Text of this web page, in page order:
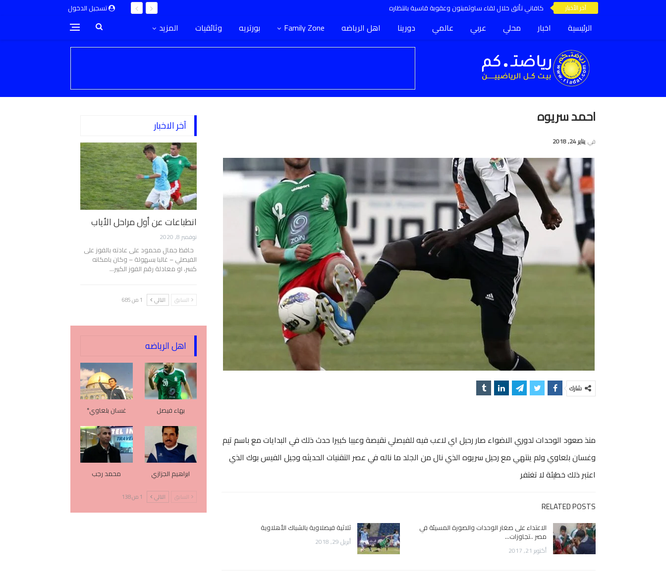
تسجيل الدخول آخر الأخبار كافاني تألق خلال لقاء ساوثمبتون وعقوبة قاسية بانتظاره
الرئيسية اخبار محلي عربي عالمي دورينا اهل الرياضه Family Zone بورتريه وثائقيات المزيد
احمد سريوه
في يناير 24, 2018
شارك
منذ صعود الوحدات لدوري الاضواء صار رحيل اي لاعب فيه للفيصلي نقيصة وعيبا كبيرا حدث ذلك في البدايات مع باسم تيم
وغسان بلعاوي ولم ينتهي مع رحيل سريوه الذي نال من الجلد ما ناله في عصر التقنيات الحديثه وجيل الفيس بوك الذي
اعتبر ذلك خطيئة لا تغتفر
RELATED POSTS
الاعتداء على صغار الوحدات والصورة المسيئة في
مصر ..تجاوزات…
أكتوبر 21, 2017
ثلاثية فيصلاوية بالشباك الأهلاوية
أبريل 29, 2018
آخر الاخبار
انطباعات عن أول مراحل الأياب
نوفمبر 8, 2020
حافظ جمال محمود على عادته بالفوز على
الفيصلي – غالبا بسهولة – وكان بامكانه
كسر، او معادلة رقم الفوز الكبير…
السابق التالي 1 من 685
اهل الرياضه
بهاء فيصل غسان بلعاوي*
ابراهيم الجزازي محمد رجب
السابق التالي 1 من 138